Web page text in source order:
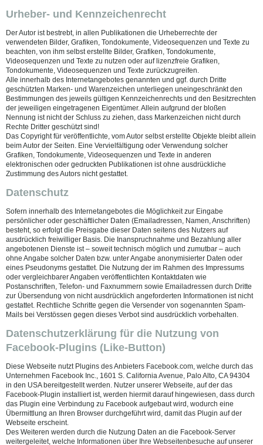
Urheber- und Kennzeichenrecht
Der Autor ist bestrebt, in allen Publikationen die Urheberrechte der
verwendeten Bilder, Grafiken, Tondokumente, Videosequenzen und Texte zu
beachten, von ihm selbst erstellte Bilder, Grafiken, Tondokumente,
Videosequenzen und Texte zu nutzen oder auf lizenzfreie Grafiken,
Tondokumente, Videosequenzen und Texte zurückzugreifen.
Alle innerhalb des Internetangebotes genannten und ggf. durch Dritte
geschützten Marken- und Warenzeichen unterliegen uneingeschränkt den
Bestimmungen des jeweils gültigen Kennzeichenrechts und den Besitzrechten
der jeweiligen eingetragenen Eigentümer. Allein aufgrund der bloßen
Nennung ist nicht der Schluss zu ziehen, dass Markenzeichen nicht durch
Rechte Dritter geschützt sind!
Das Copyright für veröffentlichte, vom Autor selbst erstellte Objekte bleibt allein
beim Autor der Seiten. Eine Vervielfältigung oder Verwendung solcher
Grafiken, Tondokumente, Videosequenzen und Texte in anderen
elektronischen oder gedruckten Publikationen ist ohne ausdrückliche
Zustimmung des Autors nicht gestattet.
Datenschutz
Sofern innerhalb des Internetangebotes die Möglichkeit zur Eingabe
persönlicher oder geschäftlicher Daten (Emailadressen, Namen, Anschriften)
besteht, so erfolgt die Preisgabe dieser Daten seitens des Nutzers auf
ausdrücklich freiwilliger Basis. Die Inanspruchnahme und Bezahlung aller
angebotenen Dienste ist – soweit technisch möglich und zumutbar – auch
ohne Angabe solcher Daten bzw. unter Angabe anonymisierter Daten oder
eines Pseudonyms gestattet. Die Nutzung der im Rahmen des Impressums
oder vergleichbarer Angaben veröffentlichten Kontaktdaten wie
Postanschriften, Telefon- und Faxnummern sowie Emailadressen durch Dritte
zur Übersendung von nicht ausdrücklich angeforderten Informationen ist nicht
gestattet. Rechtliche Schritte gegen die Versender von sogenannten Spam-
Mails bei Verstössen gegen dieses Verbot sind ausdrücklich vorbehalten.
Datenschutzerklärung für die Nutzung von
Facebook-Plugins (Like-Button)
Diese Webseite nutzt Plugins des Anbieters Facebook.com, welche durch das
Unternehmen Facebook Inc., 1601 S. California Avenue, Palo Alto, CA 94304
in den USA bereitgestellt werden. Nutzer unserer Webseite, auf der das
Facebook-Plugin installiert ist, werden hiermit darauf hingewiesen, dass durch
das Plugin eine Verbindung zu Facebook aufgebaut wird, wodurch eine
Übermittlung an Ihren Browser durchgeführt wird, damit das Plugin auf der
Webseite erscheint.
Des Weiteren werden durch die Nutzung Daten an die Facebook-Server
weitergeleitet, welche Informationen über Ihre Webseitenbesuche auf unserer